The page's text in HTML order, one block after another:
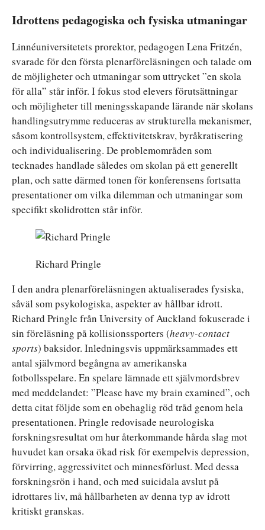
Idrottens pedagogiska och fysiska utmaningar
Linnéuniversitetets prorektor, pedagogen Lena Fritzén,
svarade för den första plenarföreläsningen och talade om
de möjligheter och utmaningar som uttrycket ”en skola
för alla” står inför. I fokus stod elevers förutsättningar
och möjligheter till meningsskapande lärande när skolans
handlingsutrymme reduceras av strukturella mekanismer,
såsom kontrollsystem, effektivitetskrav, byråkratisering
och individualisering. De problemområden som
tecknades handlade således om skolan på ett generellt
plan, och satte därmed tonen för konferensens fortsatta
presentationer om vilka dilemman och utmaningar som
specifikt skolidrotten står inför.
Richard Pringle
I den andra plenarföreläsningen aktualiserades fysiska,
såväl som psykologiska, aspekter av hållbar idrott.
Richard Pringle från University of Auckland fokuserade i
sin föreläsning på kollisionssporters (heavy-contact
sports) baksidor. Inledningsvis uppmärksammades ett
antal självmord begångna av amerikanska
fotbollsspelare. En spelare lämnade ett självmordsbrev
med meddelandet: ”Please have my brain examined”, och
detta citat följde som en obehaglig röd tråd genom hela
presentationen. Pringle redovisade neurologiska
forskningsresultat om hur återkommande hårda slag mot
huvudet kan orsaka ökad risk för exempelvis depression,
förvirring, aggressivitet och minnesförlust. Med dessa
forskningsrön i hand, och med suicidala avslut på
idrottares liv, må hållbarheten av denna typ av idrott
kritiskt granskas.